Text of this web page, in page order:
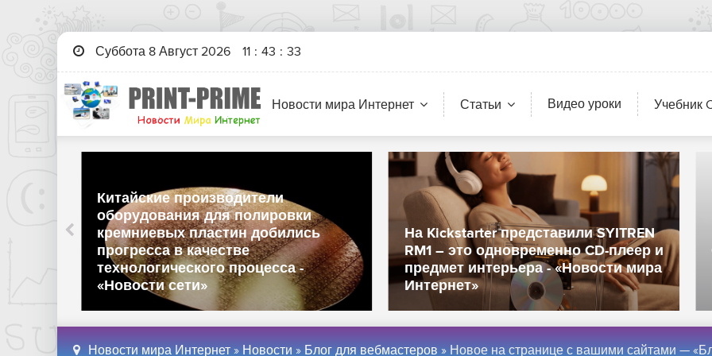
Суббота 8 Август 2026 11 : 43 : 34
Новости мира Интернет Статьи Видео уроки Учебник
Китайские производители
оборудования для полировки
кремниевых пластин добились
прогресса в качестве
технологического процесса -
«Новости сети»
На Kickstarter представили SYITREN
RM1 – это одновременно CD-плеер и
предмет интерьера - «Новости мира
Интернет»
Новости мира Интернет » Новости » Блог для вебмастеров » Новое на странице с вашими сайтами — «Блог для